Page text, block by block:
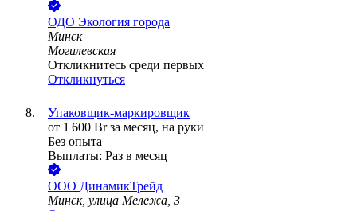
ОДО Экология города
Минск
Могилевская
Откликнитесь среди первых
Откликнуться
Упаковщик-маркировщик
от 1 600 Br за месяц, на руки
Без опыта
Выплаты: Раз в месяц
ООО ДинамикТрейд
Минск, улица Мележа, 3